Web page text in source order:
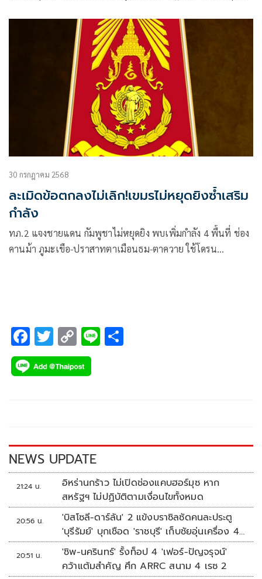
30 กรกฎาคม 2568
ละเมิดข้อตกลงไม่เลิก!เขมรไม่หยุดยิงซ้ำเสริม
กำลัง
ทภ.2 แจงชายแดน กัมพูชาไม่หยุดยิง พบเพิ่มกำลัง 4 พื้นที่ ช่อง
คานม้า ภูมะเขือ-ปราสาทตาเมือนธม-ตาควาย ใช้โดรน
F
ac
e
k
T
wi
tt
C
o
p
k
Li
NEWS UPDATE
21:24 น.
อิหร่านกร้าว ไม่เปิดช่องแคบฮอร์มุซ หาก
สหรัฐฯ ไม่ปฏิบัติตามเงื่อนไขทั้งหมด
20:56 น.
'บิสโซลี-ดาร์ลัน' 2 แข้งบราซิลซัดคนละประตู
'บุรีรัมย์' บุกเชือด 'ราชบุรี' เก็บชัยอุ่นเครื่อง 4
นัดรวด
20:51 น.
'ชิพ-นครินทร์' รั้งท็อป 4 'เฟอร์-ปัญจรุจน์'
คว้าแต้มสำคัญ ศึก ARRC สนาม 4 เรซ 2